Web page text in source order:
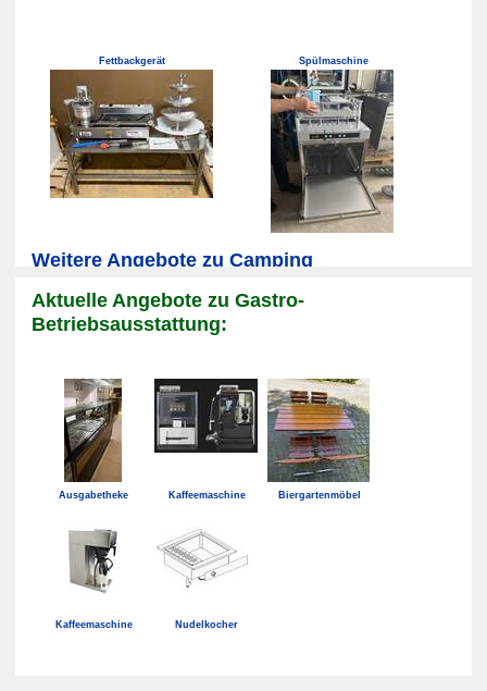
Fettbackgerät Spülmaschine
Weitere Angebote zu Camping
Aktuelle Angebote zu Gastro-
Betriebsausstattung:
Ausgabetheke Kaffeemaschine Biergartenmöbel
Kaffeemaschine Nudelkocher